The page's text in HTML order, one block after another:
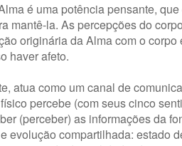
é uma potência pensante,
mantê-la. As percepções do
originária da Alma com o
haver afeto.
atua como um canal de
percebe (com seus cinco
(perceber) as informações da
e evolução compartilhada: estado